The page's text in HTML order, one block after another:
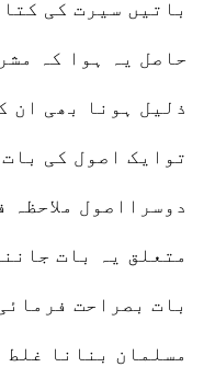
باتیں سیرت کی
حاصل یہ ہوا کہ
ذلیل ہونا بھی ان
توایک اصول کی
دوسرااصول
متعلق یہ بات
بات بصراحت